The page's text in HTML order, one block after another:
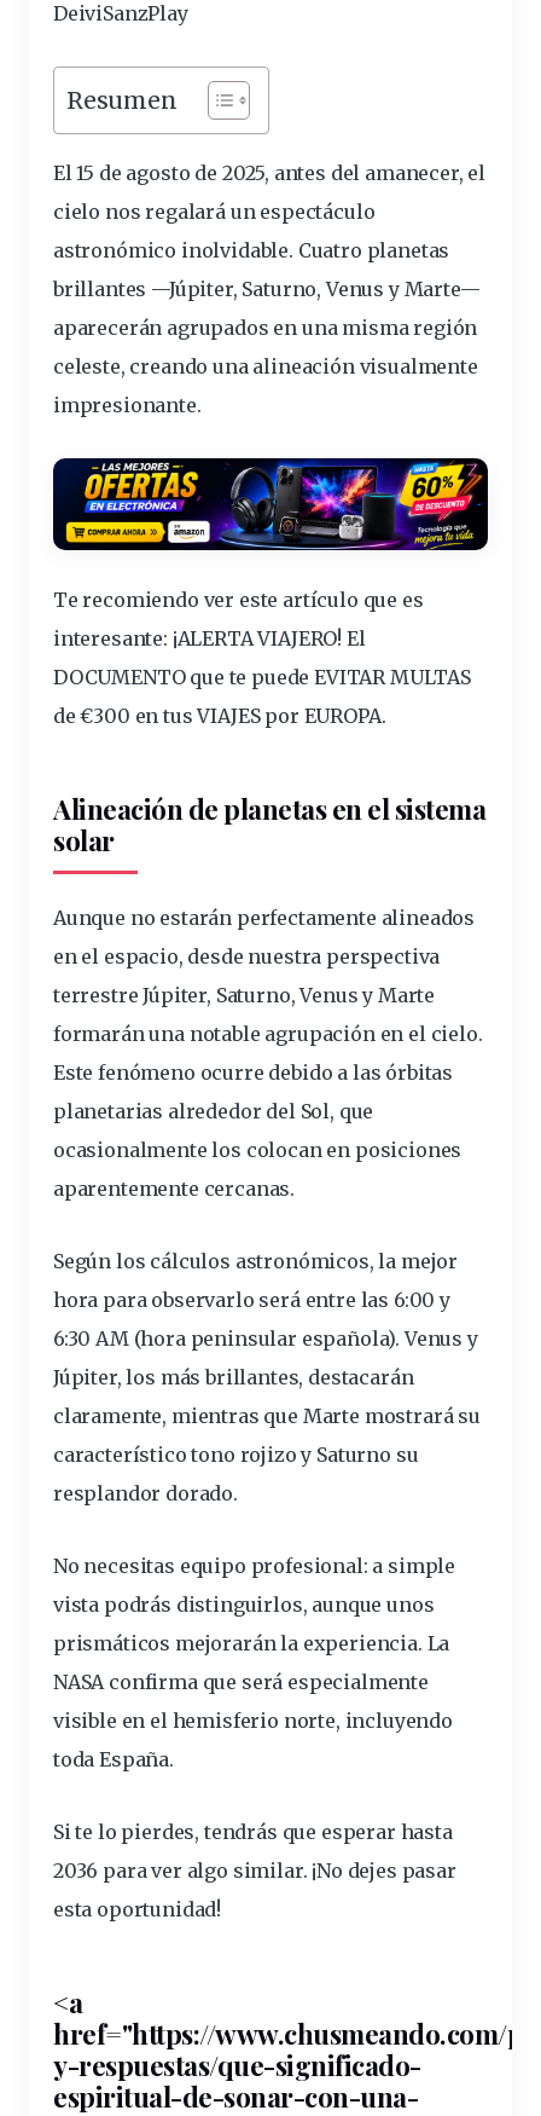
DeiviSanzPlay
Resumen
El 15 de agosto de 2025, antes del amanecer, el
cielo nos regalará un espectáculo
astronómico inolvidable. Cuatro planetas
brillantes —Júpiter, Saturno, Venus y Marte—
aparecerán agrupados en una misma región
celeste, creando una alineación visualmente
impresionante.
Te recomiendo ver este artículo que es
interesante: ¡ALERTA VIAJERO! El
DOCUMENTO que te puede EVITAR MULTAS
de €300 en tus VIAJES por EUROPA.
Alineación de planetas en el sistema
solar
Aunque no estarán perfectamente alineados
en el espacio, desde nuestra perspectiva
terrestre Júpiter, Saturno, Venus y Marte
formarán una notable agrupación en el cielo.
Estefenómeno ocurre debido a las órbitas
planetarias alrededor del Sol, que
ocasionalmente los colocan en posiciones
aparentemente cercanas.
Según los cálculos astronómicos, la mejor
hora para observarlo será entre las 6:00 y
6:30 AM (hora peninsular española). Venus y
Júpiter, los más brillantes, destacarán
claramente, mientras que Marte mostrará su
característico tono rojizo y Saturno su
resplandor dorado.
No necesitas equipo profesional: a simple
vista podrás distinguirlos, aunque unos
prismáticos mejorarán la experiencia. La
NASA confirma que será especialmente
visible en el hemisferio norte, incluyendo
toda España.
Si te lo pierdes, tendrás que esperar hasta
2036 para ver algo similar. ¡No dejes pasar
esta oportunidad!
<a
href="https://www.chusmeando.com/
y-respuestas/que-significado-
espiritual-de-sonar-con-una-